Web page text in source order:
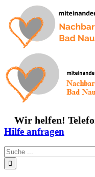
Inhalt
springen
Wir helfen!
Hilfe anfragen
Suche
nach: